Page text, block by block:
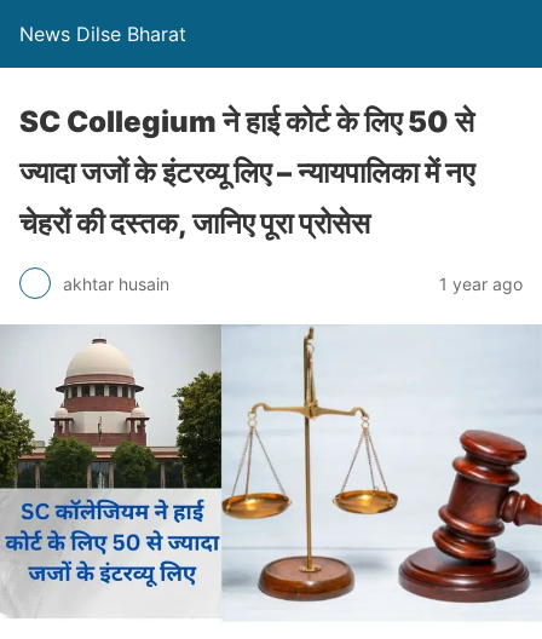
News Dilse Bharat
SC Collegium ने हाई कोर्ट के लिए 50 से
ज्यादा जजों के इंटरव्यू लिए – न्यायपालिका में नए
चेहरों की दस्तक, जानिए पूरा प्रोसेस
akhtar husain 1 year ago